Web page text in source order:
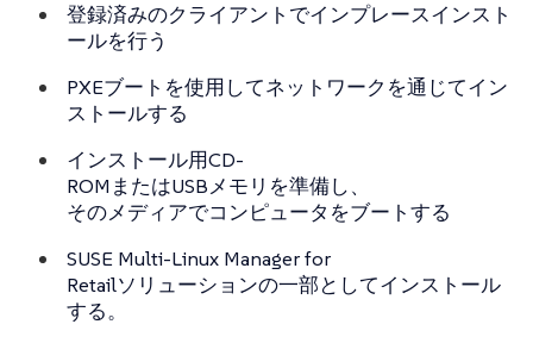
登録済みのクライアントでインプレースインスト
ールを行う
PXEブートを使用してネットワークを通じてイン
ストールする
インストール用CD-
ROMまたはUSBメモリを準備し、
そのメディアでコンピュータをブートする
SUSE Multi-Linux Manager for
Retailソリューションの一部としてインストール
する。